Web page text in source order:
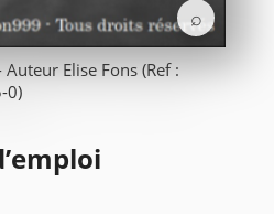
⌕
Elise Fons (Ref :
0)